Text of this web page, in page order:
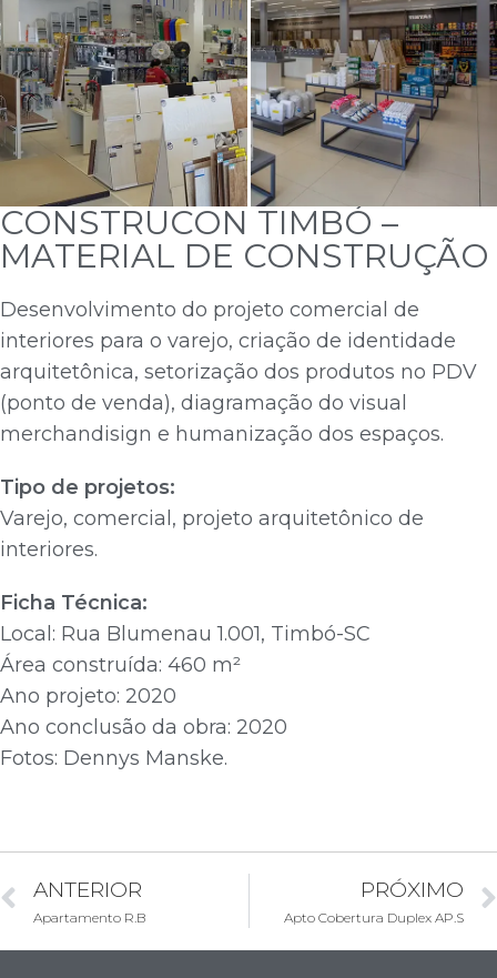
CONSTRUCON TIMBÓ –
MATERIAL DE CONSTRUÇÃO
Desenvolvimento do projeto comercial de
interiores para o varejo, criação de identidade
arquitetônica, setorização dos produtos no PDV
(ponto de venda), diagramação do visual
merchandisign e humanização dos espaços.
Tipo de projetos:
Varejo, comercial, projeto arquitetônico de
interiores.
Ficha Técnica:
Local: Rua Blumenau 1.001, Timbó-SC
Área construída: 460 m²
Ano projeto: 2020
Ano conclusão da obra: 2020
Fotos: Dennys Manske.
ANTERIOR
Apartamento R.B
PRÓXIMO
Apto Cobertura Duplex AP.S